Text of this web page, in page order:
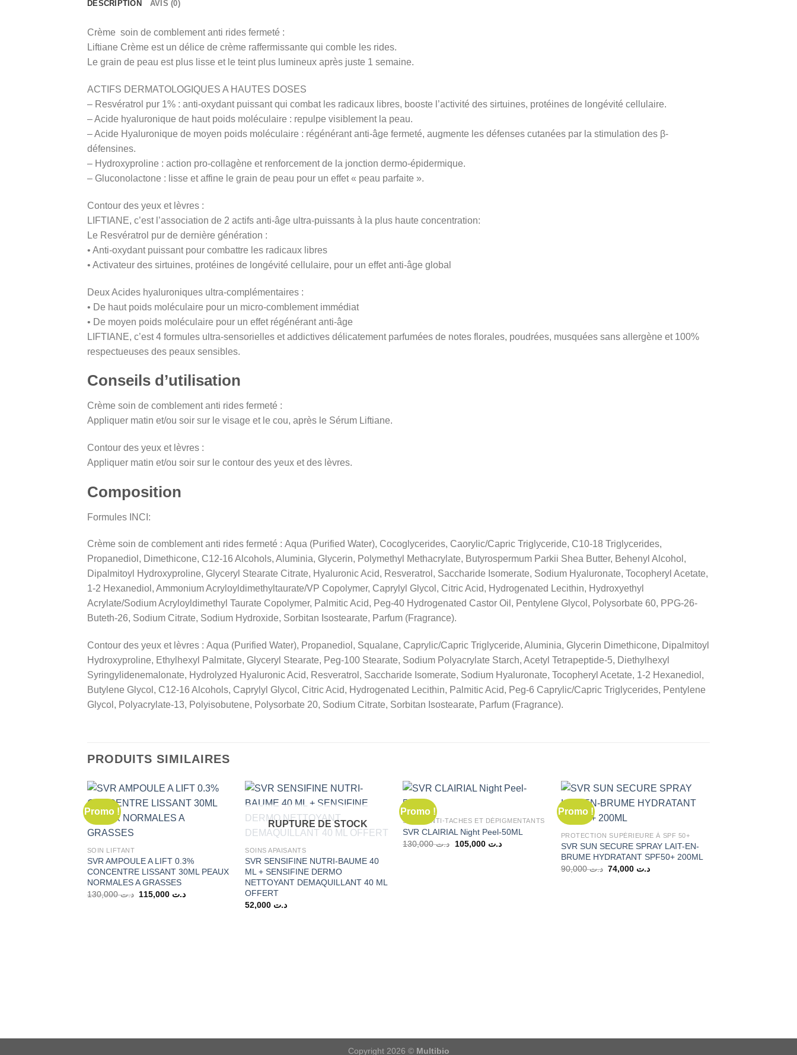
DESCRIPTION AVIS (0)
Crème soin de comblement anti rides fermeté :
Liftiane Crème est un délice de crème raffermissante qui comble les rides.
Le grain de peau est plus lisse et le teint plus lumineux après juste 1 semaine.
ACTIFS DERMATOLOGIQUES A HAUTES DOSES
– Resvératrol pur 1% : anti-oxydant puissant qui combat les radicaux libres, booste l’activité des sirtuines, protéines de longévité cellulaire.
– Acide hyaluronique de haut poids moléculaire : repulpe visiblement la peau.
– Acide Hyaluronique de moyen poids moléculaire : régénérant anti-âge fermeté, augmente les défenses cutanées par la stimulation des β-
défensines.
– Hydroxyproline : action pro-collagène et renforcement de la jonction dermo-épidermique.
– Gluconolactone : lisse et affine le grain de peau pour un effet « peau parfaite ».
Contour des yeux et lèvres :
LIFTIANE, c’est l’association de 2 actifs anti-âge ultra-puissants à la plus haute concentration:
Le Resvératrol pur de dernière génération :
• Anti-oxydant puissant pour combattre les radicaux libres
• Activateur des sirtuines, protéines de longévité cellulaire, pour un effet anti-âge global
Deux Acides hyaluroniques ultra-complémentaires :
• De haut poids moléculaire pour un micro-comblement immédiat
• De moyen poids moléculaire pour un effet régénérant anti-âge
LIFTIANE, c’est 4 formules ultra-sensorielles et addictives délicatement parfumées de notes florales, poudrées, musquées sans allergène et 100%
respectueuses des peaux sensibles.
Conseils d’utilisation
Crème soin de comblement anti rides fermeté :
Appliquer matin et/ou soir sur le visage et le cou, après le Sérum Liftiane.
Contour des yeux et lèvres :
Appliquer matin et/ou soir sur le contour des yeux et des lèvres.
Composition
Formules INCI:
Crème soin de comblement anti rides fermeté : Aqua (Purified Water), Cocoglycerides, Caorylic/Capric Triglyceride, C10-18 Triglycerides,
Propanediol, Dimethicone, C12-16 Alcohols, Aluminia, Glycerin, Polymethyl Methacrylate, Butyrospermum Parkii Shea Butter, Behenyl Alcohol,
Dipalmitoyl Hydroxyproline, Glyceryl Stearate Citrate, Hyaluronic Acid, Resveratrol, Saccharide Isomerate, Sodium Hyaluronate, Tocopheryl Acetate,
1-2 Hexanediol, Ammonium Acryloyldimethyltaurate/VP Copolymer, Caprylyl Glycol, Citric Acid, Hydrogenated Lecithin, Hydroxyethyl
Acrylate/Sodium Acryloyldimethyl Taurate Copolymer, Palmitic Acid, Peg-40 Hydrogenated Castor Oil, Pentylene Glycol, Polysorbate 60, PPG-26-
Buteth-26, Sodium Citrate, Sodium Hydroxide, Sorbitan Isostearate, Parfum (Fragrance).
Contour des yeux et lèvres : Aqua (Purified Water), Propanediol, Squalane, Caprylic/Capric Triglyceride, Aluminia, Glycerin Dimethicone, Dipalmitoyl
Hydroxyproline, Ethylhexyl Palmitate, Glyceryl Stearate, Peg-100 Stearate, Sodium Polyacrylate Starch, Acetyl Tetrapeptide-5, Diethylhexyl
Syringylidenemalonate, Hydrolyzed Hyaluronic Acid, Resveratrol, Saccharide Isomerate, Sodium Hyaluronate, Tocopheryl Acetate, 1-2 Hexanediol,
Butylene Glycol, C12-16 Alcohols, Caprylyl Glycol, Citric Acid, Hydrogenated Lecithin, Palmitic Acid, Peg-6 Caprylic/Capric Triglycerides, Pentylene
Glycol, Polyacrylate-13, Polyisobutene, Polysorbate 20, Sodium Citrate, Sorbitan Isostearate, Parfum (Fragrance).
PRODUITS SIMILAIRES
Promo !
SOIN LIFTANT
SVR AMPOULE A LIFT 0.3%
CONCENTRE LISSANT 30ML PEAUX
NORMALES A GRASSES
د.ت130,000
Le
د.تLe
RUPTURE DE STOCK
SOINS APAISANTS
SVR SENSIFINE NUTRI-BAUME 40
ML + SENSIFINE DERMO
NETTOYANT DEMAQUILLANT 40 ML
OFFERT
د.ت
Promo !
SOINS ANTI-TACHES ET DÉPIGMENTANTS
SVR CLAIRIAL Night Peel-50ML
د.ت130,000
Le
د.ت 105,000
Le
Promo !
PROTECTION SUPÉRIEURE À SPF 50+
SVR SUN SECURE SPRAY LAIT-EN-
BRUME HYDRATANT SPF50+ 200ML
د.ت90,000
Le
د.ت 74,000
Le
Copyright 2026 © Multibio